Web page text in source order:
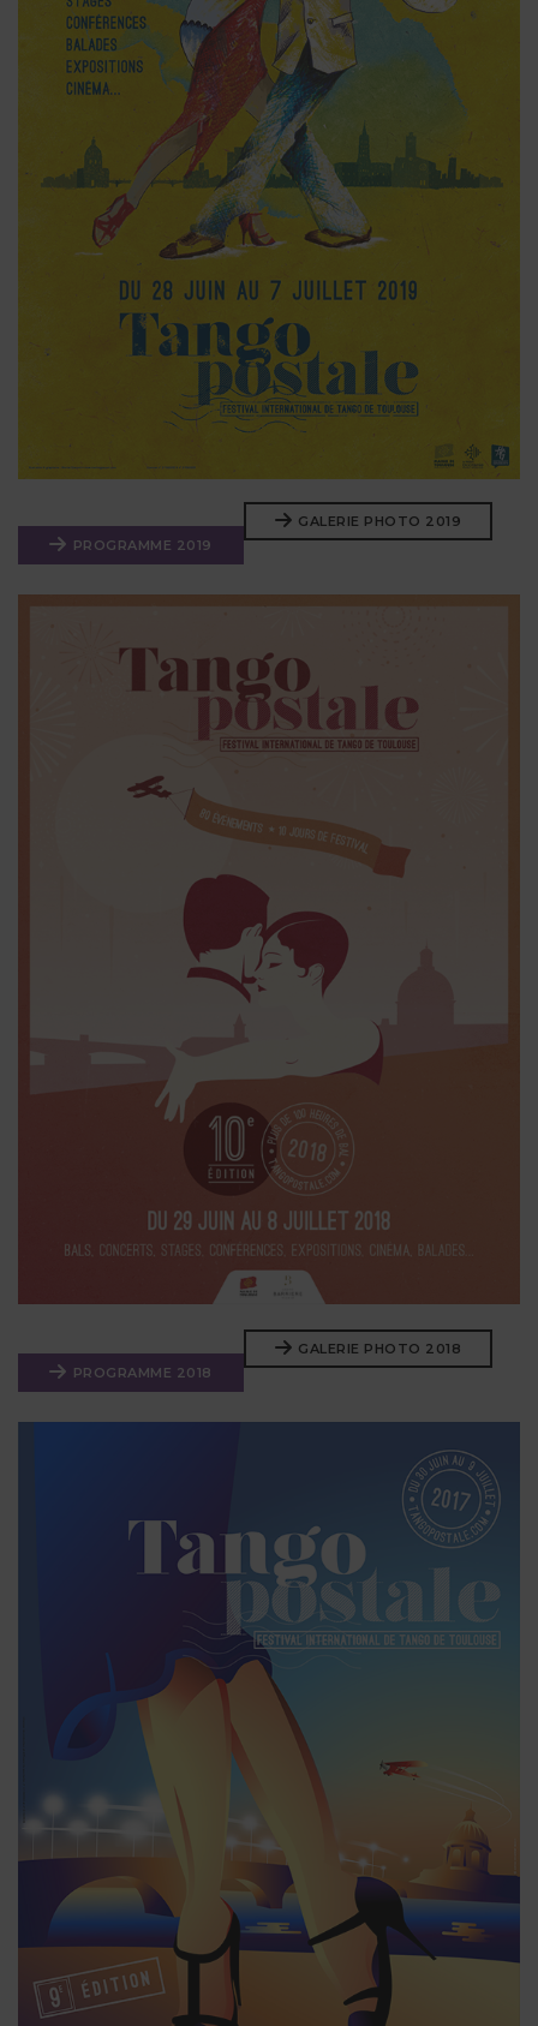
PROGRAMME 2019
GALERIE PHOTO 2019
PROGRAMME 2018
GALERIE PHOTO 2018